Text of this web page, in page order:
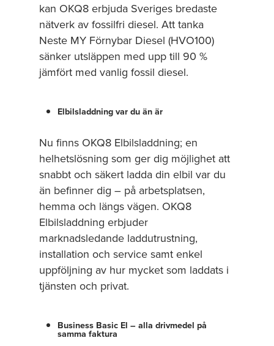
kan OKQ8 erbjuda Sveriges bredaste
nätverk av fossilfri diesel. Att tanka
Neste MY Förnybar Diesel (HVO100)
sänker utsläppen med upp till 90 %
jämfört med vanlig fossil diesel.
Elbilsladdning var du än är
Nu finns OKQ8 Elbilsladdning; en
helhetslösning som ger dig möjlighet att
snabbt och säkert ladda din elbil var du
än befinner dig – på arbetsplatsen,
hemma och längs vägen. OKQ8
Elbilsladdning erbjuder
marknadsledande laddutrustning,
installation och service samt enkel
uppföljning av hur mycket som laddats i
tjänsten och privat.
Business Basic El – alla drivmedel på
samma faktura